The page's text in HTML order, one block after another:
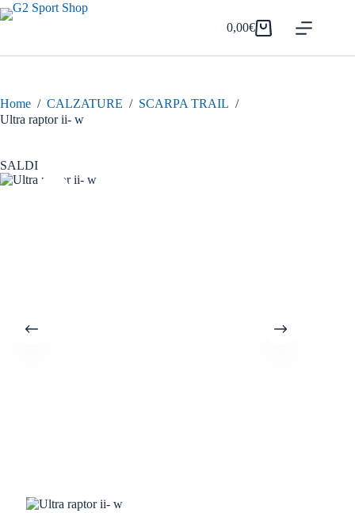
Salta
al
Carrello
0,00€
Home / CALZATURE / SCARPA TRAIL /
Ultra raptor ii- w
SALDI